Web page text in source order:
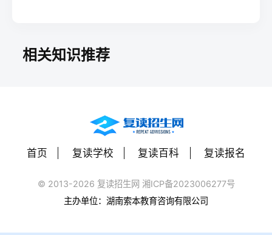
相关知识推荐
首页 复读学校 复读百科 复读报名
© 2013-2026 复读招生网 湘ICP备2023006277号
主办单位：湖南索本教育咨询有限公司